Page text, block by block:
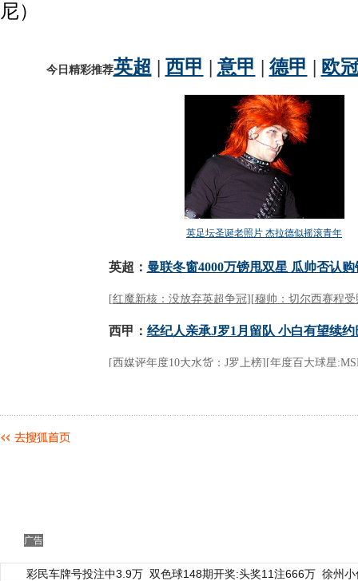
尼）
广告
彩民车牌号投注中3.9万 双色球148期开奖:头奖11注666万 徐州